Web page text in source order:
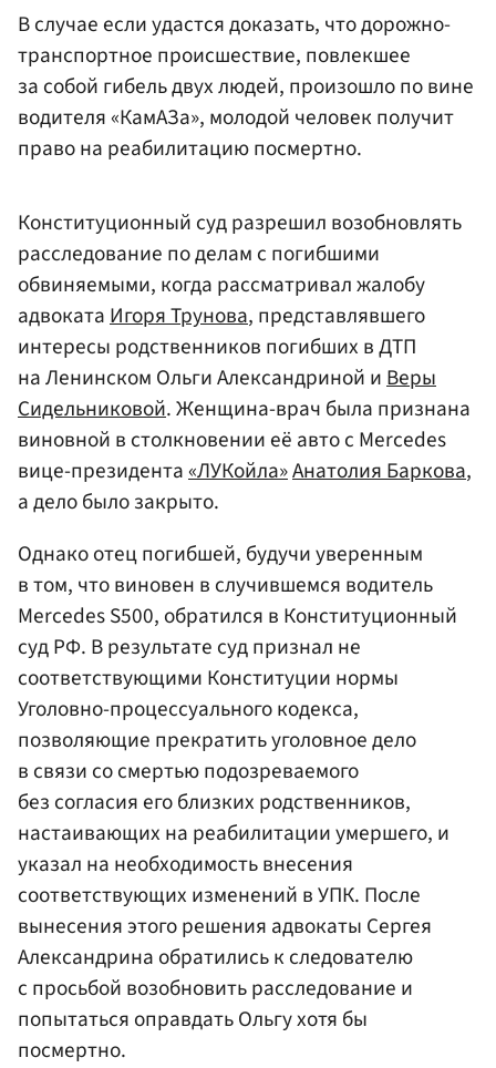
В случае если удастся доказать, что дорожно-
транспортное происшествие, повлекшее
за собой гибель двух людей, произошло по вине
водителя «КамАЗа», молодой человек получит
право на реабилитацию посмертно.
Конституционный суд разрешил возобновлять
расследование по делам с погибшими
обвиняемыми, когда рассматривал жалобу
адвокатаИгоря Трунова, представлявшего
интересы родственников погибших в ДТП
на Ленинском Ольги Александриной иВеры
Сидельниковой. Женщина-врач была признана
виновной в столкновении её авто с Mercedes
вице-президента«ЛУКойла»Анатолия Баркова,
а дело было закрыто.
Однако отец погибшей, будучи уверенным
в том, что виновен в случившемся водитель
Mercedes S500, обратился в Конституционный
суд РФ. В результате суд признал не
соответствующими Конституции нормы
Уголовно-процессуального кодекса,
позволяющие прекратить уголовное дело
в связи со смертью подозреваемого
без согласия его близких родственников,
настаивающих на реабилитации умершего, и
указал на необходимость внесения
соответствующих изменений в УПК. После
вынесения этого решения адвокаты Сергея
Александрина обратились к следователю
с просьбой возобновить расследование и
попытаться оправдать Ольгу хотя бы
посмертно.